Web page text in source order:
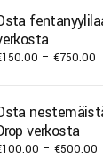
150.00 – €750.00
verkosta
100.00 – €500.00